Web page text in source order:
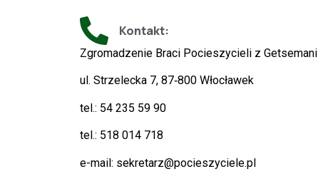
Kontakt:
Zgromadzenie Braci Pocieszycieli z Getsemani
ul. Strzelecka 7, 87‑800 Włocławek
tel.: 54 235 59 90
tel.: 518 014 718
e-mail: sekretarz@pocieszyciele.pl